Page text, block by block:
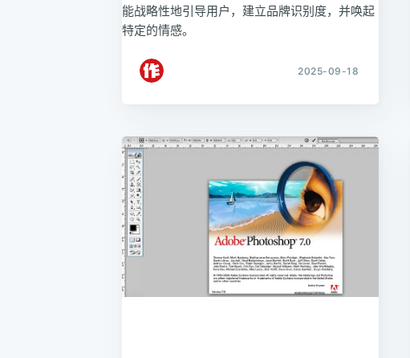
能战略性地引导用户，建立品牌识别度，并唤起
特定的情感。
2025-09-18